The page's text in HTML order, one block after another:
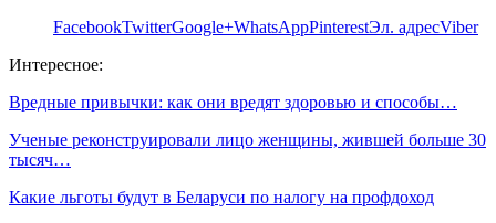
FacebookTwitterGoogle+WhatsAppPinterestЭл. адресViber
Интересное:
Вредные привычки: как они вредят здоровью и способы…
Ученые реконструировали лицо женщины, жившей больше 30
тысяч…
Какие льготы будут в Беларуси по налогу на профдоход